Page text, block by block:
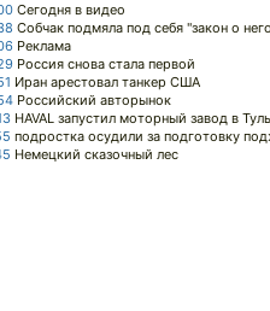
Сегодня в видео
Собчак подмяла под себя "закон о
Реклама
Россия снова стала первой
Иран арестовал танкер США
Российский авторынок
HAVAL запустил моторный завод в
подростка осудили за подготовку
Немецкий сказочный лес